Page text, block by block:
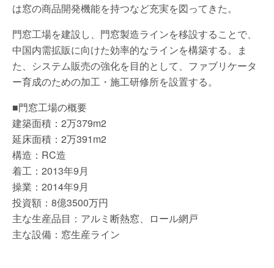
は窓の商品開発機能を持つなど充実を図ってきた。
門窓工場を建設し、門窓製造ラインを移設することで、
中国内需拡販に向けた効率的なラインを構築する。ま
た、システム販売の強化を目的として、ファブリケータ
ー育成のための加工・施工研修所を設置する。
■門窓工場の概要
建築面積：2万379m2
延床面積：2万391m2
構造：RC造
着工：2013年9月
操業：2014年9月
投資額：8億3500万円
主な生産品目：アルミ断熱窓、ロール網戸
主な設備：窓生産ライン